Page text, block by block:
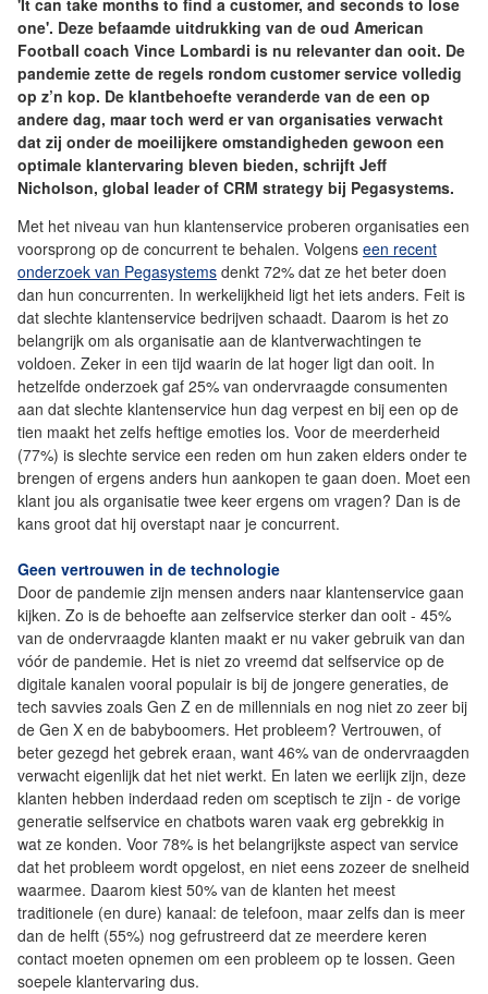
'It can take months to find a customer, and seconds to lose
one'. Deze befaamde uitdrukking van de oud American
Football coach Vince Lombardi is nu relevanter dan ooit. De
pandemie zette de regels rondom customer service volledig
op z’n kop. De klantbehoefte veranderde van de een op
andere dag, maar toch werd er van organisaties verwacht
dat zij onder de moeilijkere omstandigheden gewoon een
optimale klantervaring bleven bieden, schrijft Jeff
Nicholson, global leader of CRM strategy bij Pegasystems.
Met het niveau van hun klantenservice proberen organisaties een
voorsprong op de concurrent te behalen. Volgens een recent
onderzoek van Pegasystems denkt 72% dat ze het beter doen
dan hun concurrenten. In werkelijkheid ligt het iets anders. Feit is
dat slechte klantenservice bedrijven schaadt. Daarom is het zo
belangrijk om als organisatie aan de klantverwachtingen te
voldoen. Zeker in een tijd waarin de lat hoger ligt dan ooit. In
hetzelfde onderzoek gaf 25% van ondervraagde consumenten
aan dat slechte klantenservice hun dag verpest en bij een op de
tien maakt het zelfs heftige emoties los. Voor de meerderheid
(77%) is slechte service een reden om hun zaken elders onder te
brengen of ergens anders hun aankopen te gaan doen. Moet een
klant jou als organisatie twee keer ergens om vragen? Dan is de
kans groot dat hij overstapt naar je concurrent.
Geen vertrouwen in de technologie
Door de pandemie zijn mensen anders naar klantenservice gaan
kijken. Zo is de behoefte aan zelfservice sterker dan ooit - 45%
van de ondervraagde klanten maakt er nu vaker gebruik van dan
vóór de pandemie. Het is niet zo vreemd dat selfservice op de
digitale kanalen vooral populair is bij de jongere generaties, de
tech savvies zoals Gen Z en de millennials en nog niet zo zeer bij
de Gen X en de babyboomers. Het probleem? Vertrouwen, of
beter gezegd het gebrek eraan, want 46% van de ondervraagden
verwacht eigenlijk dat het niet werkt. En laten we eerlijk zijn, deze
klanten hebben inderdaad reden om sceptisch te zijn - de vorige
generatie selfservice en chatbots waren vaak erg gebrekkig in
wat ze konden. Voor 78% is het belangrijkste aspect van service
dat het probleem wordt opgelost, en niet eens zozeer de snelheid
waarmee. Daarom kiest 50% van de klanten het meest
traditionele (en dure) kanaal: de telefoon, maar zelfs dan is meer
dan de helft (55%) nog gefrustreerd dat ze meerdere keren
contact moeten opnemen om een probleem op te lossen. Geen
soepele klantervaring dus.